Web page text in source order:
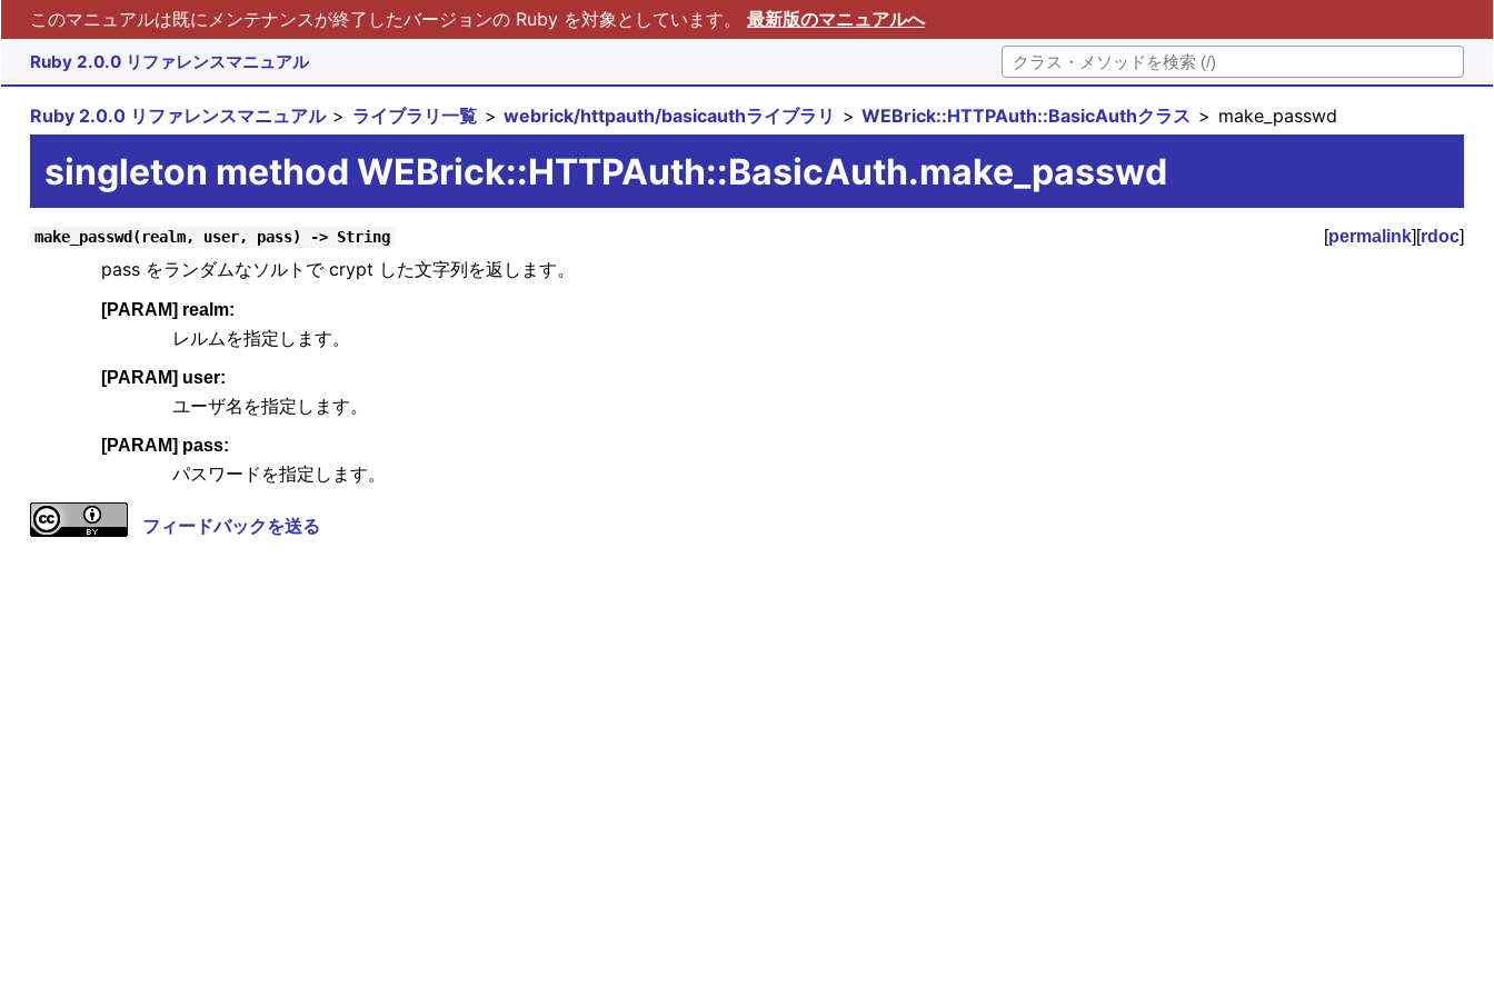
このマニュアルは既にメンテナンスが終了したバージョンの Ruby を対象としています。 最新版のマニュアルへ
Ruby 2.0.0 リファレンスマニュアル
Ruby 2.0.0 リファレンスマニュアル ライブラリ一覧 webrick/httpauth/basicauthライブラリ WEBrick::HTTPAuth::BasicAuthクラス make_passwd
singleton method WEBrick::HTTPAuth::BasicAuth.make_passwd
make_passwd(realm, user, pass) -> String [permalink][rdoc]
pass をランダムなソルトで crypt した文字列を返します。
[PARAM] realm:
レルムを指定します。
[PARAM] user:
ユーザ名を指定します。
[PARAM] pass:
パスワードを指定します。
フィードバックを送る